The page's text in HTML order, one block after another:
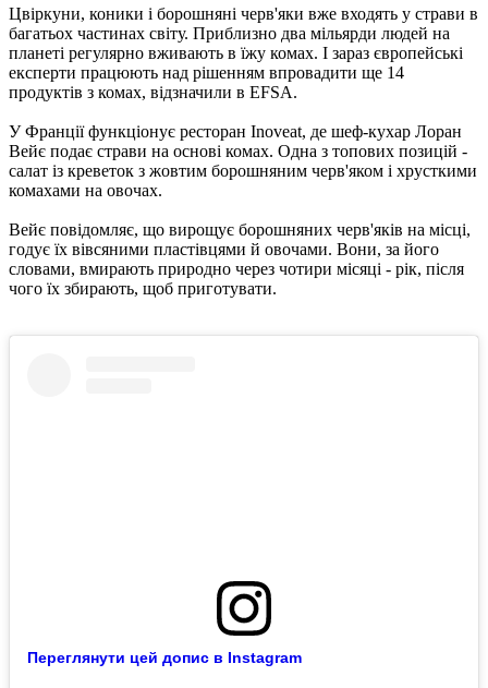
Цвіркуни, коники і борошняні черв'яки вже входять у страви в
багатьох частинах світу. Приблизно два мільярди людей на
планеті регулярно вживають в їжу комах. І зараз європейські
експерти працюють над рішенням впровадити ще 14
продуктів з комах, відзначили в EFSA.
У Франції функціонує ресторан Inoveat, де шеф-кухар Лоран
Вейє подає страви на основі комах. Одна з топових позицій -
салат із креветок з жовтим борошняним черв'яком і хрусткими
комахами на овочах.
Вейє повідомляє, що вирощує борошняних черв'яків на місці,
годує їх вівсяними пластівцями й овочами. Вони, за його
словами, вмирають природно через чотири місяці - рік, після
чого їх збирають, щоб приготувати.
Переглянути цей допис в Instagram